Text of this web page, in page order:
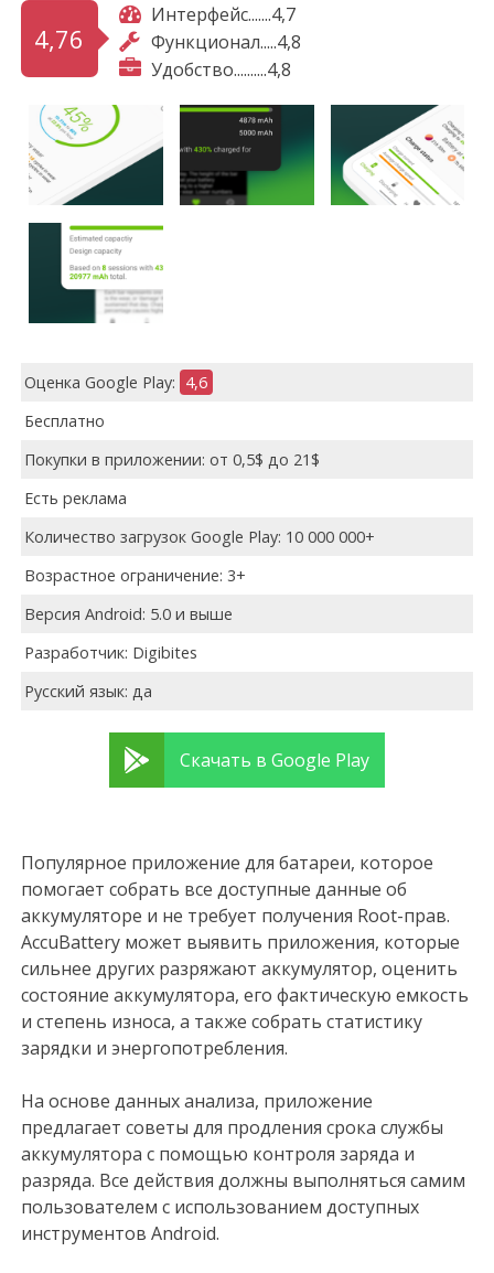
4,76
Интерфейс.......4,7
Функционал.....4,8
Удобство..........4,8
Оценка Google Play: 4,6
Бесплатно
Покупки в приложении: от 0,5$ до 21$
Есть реклама
Количество загрузок Google Play: 10 000 000+
Возрастное ограничение: 3+
Версия Android: 5.0 и выше
Разработчик: Digibites
Русский язык: да
Скачать в Google Play
Популярное приложение для батареи, которое
помогает собрать все доступные данные об
аккумуляторе и не требует получения Root-прав.
Accu​Battery может выявить приложения, которые
сильнее других разряжают аккумулятор, оценить
состояние аккумулятора, его фактическую емкость
и степень износа, а также собрать статистику
зарядки и энергопотребления.
На основе данных анализа, приложение
предлагает советы для продления срока службы
аккумулятора с помощью контроля заряда и
разряда. Все действия должны выполняться самим
пользователем с использованием доступных
инструментов Android.